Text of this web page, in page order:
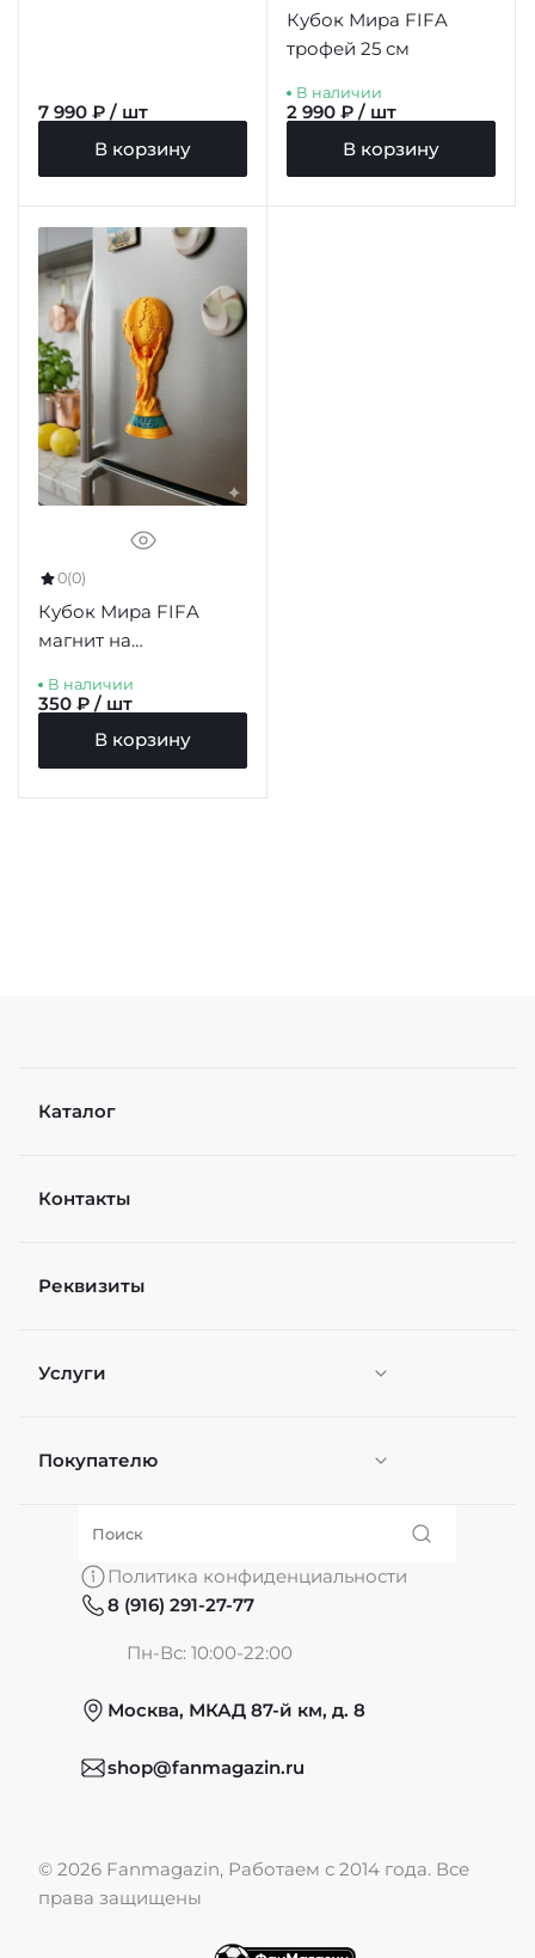
7 990 ₽ / шт
В корзину
Кубок Мира FIFA
трофей 25 см
В наличии
2 990 ₽ / шт
В корзину
0(0)
Кубок Мира FIFA
магнит на
В наличии
350 ₽ / шт
В корзину
Каталог
Контакты
Реквизиты
Услуги
Персонификация
Покупателю
О нас
Обмен и возврат
Публичная оферта
Политика конфиденциальности
8 (916) 291-27-77
Пн-Вс: 10:00-22:00
Москва, МКАД 87-й км, д. 8
shop@fanmagazin.ru
© 2026 Fanmagazin, Работаем с 2014 года. Все
права защищены